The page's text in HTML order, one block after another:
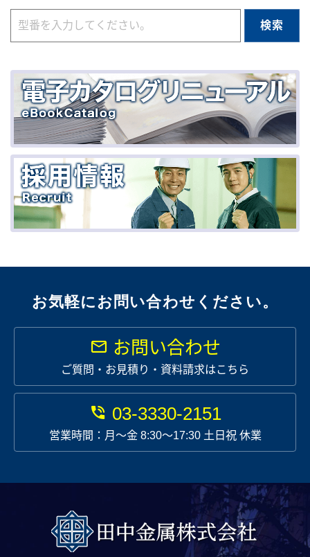
お気軽にお問い合わせください。
お問い合わせ
ご質問・お見積り・資料請求はこちら
03-3330-2151
営業時間：月〜金 8:30～17:30 土日祝 休業